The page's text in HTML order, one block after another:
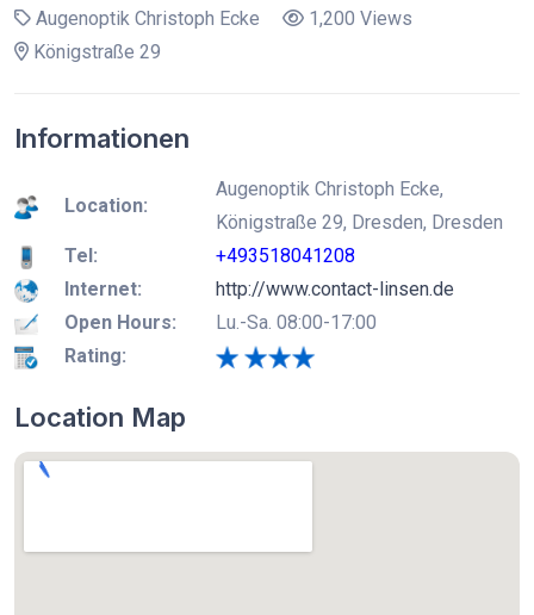
Augenoptik Christoph Ecke
1,200 Views
Königstraße 29
Informationen
Location:
Augenoptik Christoph Ecke,
Königstraße 29, Dresden, Dresden
Tel:
+493518041208
Internet:
http://www.contact-linsen.de
Open Hours:
Lu.-Sa. 08:00-17:00
Rating:
Location Map